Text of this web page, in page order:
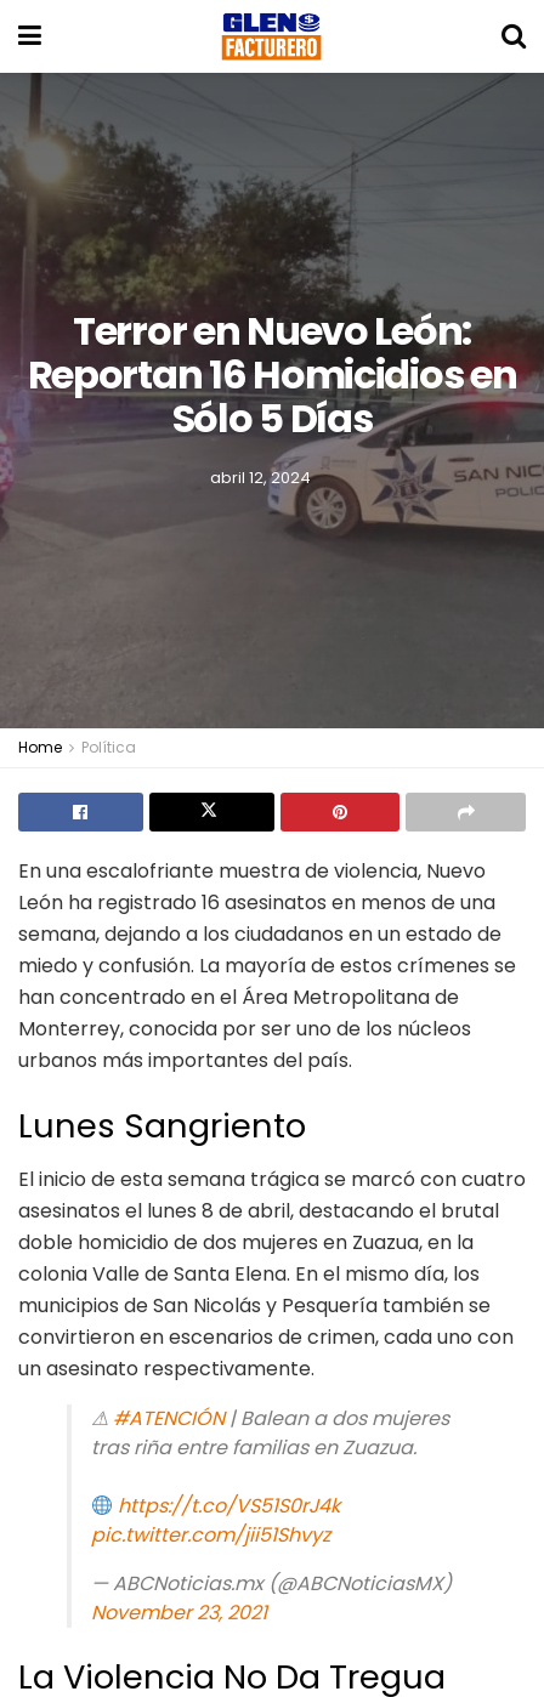
Terror en Nuevo León:
Reportan 16 Homicidios en
Sólo 5 Días
abril 12, 2024
Home Política
En una escalofriante muestra de violencia, Nuevo
León ha registrado 16 asesinatos en menos de una
semana, dejando a los ciudadanos en un estado de
miedo y confusión. La mayoría de estos crímenes se
han concentrado en el Área Metropolitana de
Monterrey, conocida por ser uno de los núcleos
urbanos más importantes del país.
Lunes Sangriento
El inicio de esta semana trágica se marcó con cuatro
asesinatos el lunes 8 de abril, destacando el brutal
doble homicidio de dos mujeres en Zuazua, en la
colonia Valle de Santa Elena. En el mismo día, los
municipios de San Nicolás y Pesquería también se
convirtieron en escenarios de crimen, cada uno con
un asesinato respectivamente.
⚠ #ATENCIÓN| Balean a dos mujeres
tras riña entre familias en Zuazua.
https://t.co/VS51S0rJ4k
pic.twitter.com/jii51Shvyz
— ABCNoticias.mx (@ABCNoticiasMX)
November 23, 2021
La Violencia No Da Tregua